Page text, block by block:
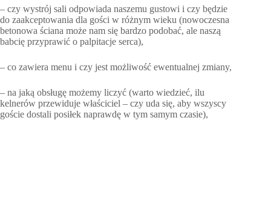
– czy wystrój sali odpowiada naszemu gustowi i czy będzie
do zaakceptowania dla gości w różnym wieku (nowoczesna
betonowa ściana może nam się bardzo podobać, ale naszą
babcię przyprawić o palpitacje serca),
– co zawiera menu i czy jest możliwość ewentualnej zmiany,
– na jaką obsługę możemy liczyć (warto wiedzieć, ilu
kelnerów przewiduje właściciel – czy uda się, aby wszyscy
goście dostali posiłek naprawdę w tym samym czasie),